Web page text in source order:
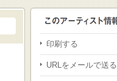
印刷する
URLをメールで送る